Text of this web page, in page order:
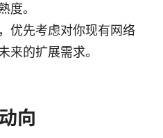
度。
优先考虑对你现有网络
来的扩展需求。
向